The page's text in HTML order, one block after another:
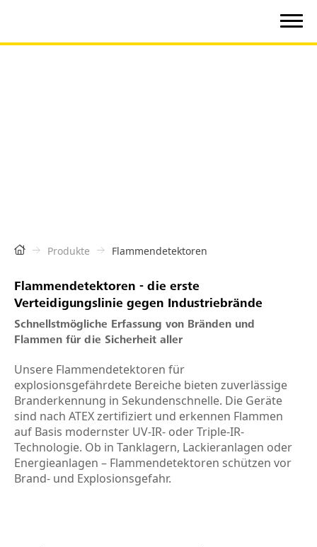
Produkte Flammendetektoren
Flammendetektoren - die erste
Verteidigungslinie gegen Industriebrände
Schnellstmögliche Erfassung von Bränden und
Flammen für die Sicherheit aller
Unsere Flammendetektoren für
explosionsgefährdete Bereiche bieten zuverlässige
Branderkennung in Sekundenschnelle. Die Geräte
sind nach ATEX zertifiziert und erkennen Flammen
auf Basis modernster UV-IR- oder Triple-IR-
Technologie. Ob in Tanklagern, Lackieranlagen oder
Energieanlagen – Flammendetektoren schützen vor
Brand- und Explosionsgefahr.